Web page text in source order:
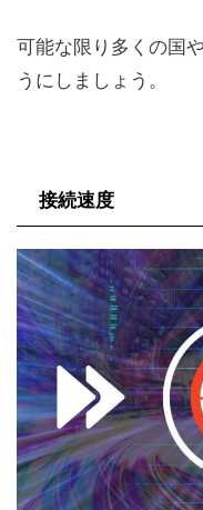
可能な限り多くの国
うにしましょう。
接続速度